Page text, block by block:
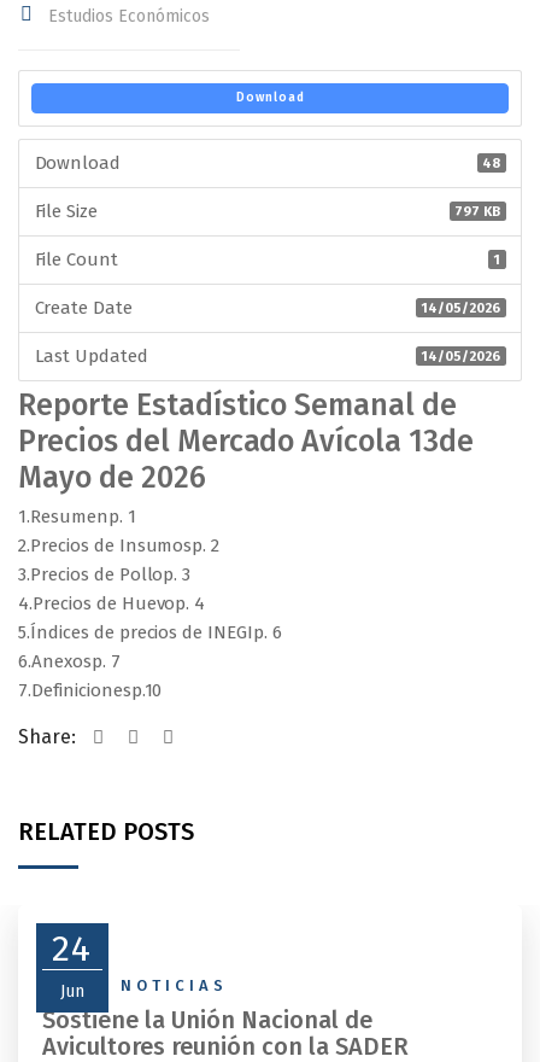
Estudios Económicos
Download
Download 48
File Size 797 KB
File Count 1
Create Date 14/05/2026
Last Updated 14/05/2026
Reporte Estadístico Semanal de
Precios del Mercado Avícola 13de
Mayo de 2026
1.Resumenp. 1
2.Precios de Insumosp. 2
3.Precios de Pollop. 3
4.Precios de Huevop. 4
5.Índices de precios de INEGIp. 6
6.Anexosp. 7
7.Definicionesp.10
Share:
RELATED POSTS
24
Jun
NEWS NOTICIAS
Sostiene la Unión Nacional de
Avicultores reunión con la SADER